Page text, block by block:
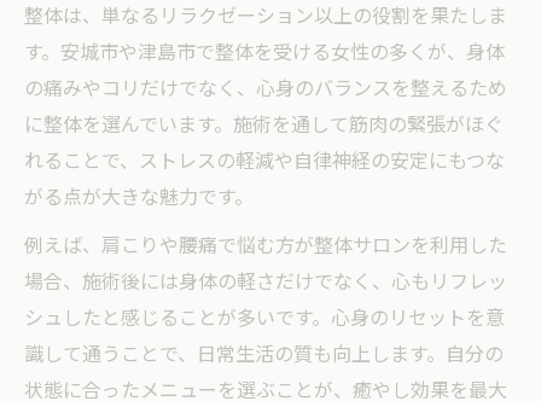
整体で身体の不調を徹底ケアする方法
理想美ボディを目指す女性への整体アプローチ
整体でボディラインを美しく整える方法
女性のための美容整体ケアの特徴とは
整体施術で叶える理想のボディメイク術
整体がサポートするダイエットと美姿勢
整体による産後ケアと体型維持のポイント
津島・安城で整体を受けるメリットとは
整体サロン選びのポイントと体験の流れ
整体で日常の疲れや不調をしっかりケア
整体は、単なるリラクゼーション以上の役割を果たしま
す。安城市や津島市で整体を受ける女性の多くが、身体
の痛みやコリだけでなく、心身のバランスを整えるため
に整体を選んでいます。施術を通して筋肉の緊張がほぐ
れることで、ストレスの軽減や自律神経の安定にもつな
がる点が大きな魅力です。
例えば、肩こりや腰痛で悩む方が整体サロンを利用した
場合、施術後には身体の軽さだけでなく、心もリフレッ
シュしたと感じることが多いです。心身のリセットを意
識して通うことで、日常生活の質も向上します。自分の
状態に合ったメニューを選ぶことが、癒やし効果を最大